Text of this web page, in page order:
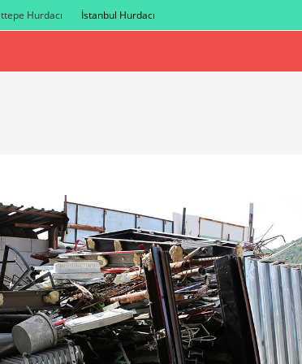
Hurdacı İstanbul Hurdacı